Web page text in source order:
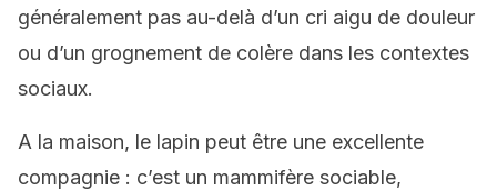
généralement pas au-delà d’un cri aigu de douleur
ou d’un grognement de colère dans les contextes
sociaux.
A la maison, le lapin peut être une excellente
compagnie : c’est un mammifère sociable,